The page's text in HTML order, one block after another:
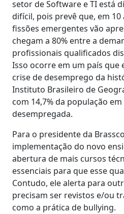
setor de Software e TI está
difícil, pois prevê que, em
fissões emergentes vão
chegam a 80% entre a
profissionais qualificados
Isso ocorre em um país que
crise de desemprego da
Instituto Brasileiro de
com 14,7% da população
desempregada.
Para o presidente da
implementação do novo
abertura de mais cursos
essenciais para que esse
Contudo, ele alerta para
precisam ser revistos e/ou
como a prática de bullying.